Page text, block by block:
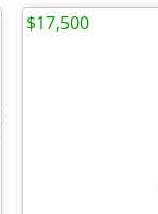
$17,500